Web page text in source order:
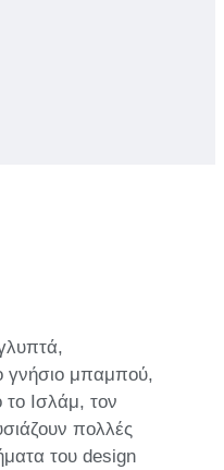
γνήσιο μπαμπού,
Ισλάμ, τον
πολλές
του design